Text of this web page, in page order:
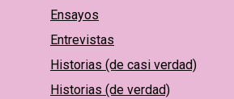
Ensayos
Entrevistas
Historias (de casi verdad)
Historias (de verdad)